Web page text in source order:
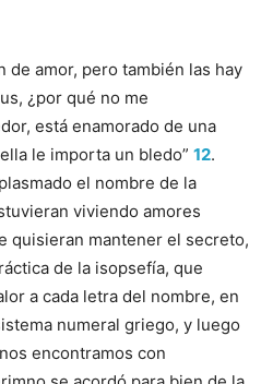
de amor, pero también las hay
¿por qué no me
está enamorado de una
le importa un bledo” 12.
el nombre de la
viviendo amores
quisieran mantener el secreto,
de la isopsefía, que
a cada letra del nombre, en
numeral griego, y luego
encontramos con